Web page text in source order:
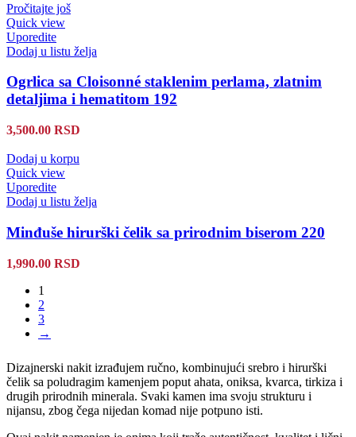
Pročitajte još
Quick view
Uporedite
Dodaj u listu želja
Ogrlica sa Cloisonné staklenim perlama, zlatnim
detaljima i hematitom 192
3,500.00 RSD
Dodaj u korpu
Quick view
Uporedite
Dodaj u listu želja
Minđuše hirurški čelik sa prirodnim biserom 220
1,990.00 RSD
1
2
3
→
Dizajnerski nakit izrađujem ručno, kombinujući srebro i hirurški
čelik sa poludragim kamenjem poput ahata, oniksa, kvarca, tirkiza i
drugih prirodnih minerala. Svaki kamen ima svoju strukturu i
nijansu, zbog čega nijedan komad nije potpuno isti.